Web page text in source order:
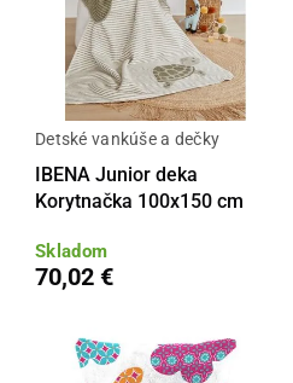
Detské vankúše a dečky
IBENA Junior deka
Korytnačka 100x150 cm
Skladom
70,02 €